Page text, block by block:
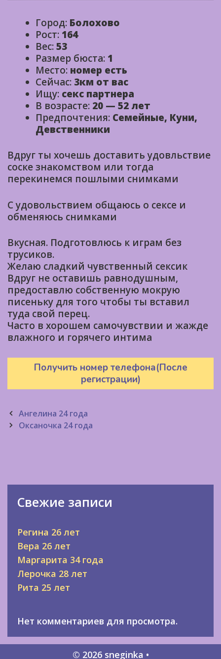
Город: Болохово
Рост: 164
Вес:53
Размер бюста: 1
Место: номер есть
Сейчас: 3км от вас
Ищу: секс партнера
В возрасте: 20 — 52 лет
Предпочтения: Семейные, Куни,
Девственники
Вдруг ты хочешь доставить удовльствие
соске знакомством или тогда
перекинемся пошлыми снимками
С удовольствием общаюсь о сексе и
обменяюсь снимками
Вкусная. Подготовлюсь к играм без
трусиков.
Желаю сладкий чувственный сексик
Вдруг не оставишь равнодушным,
предоставлю собственную мокрую
писеньку для того чтобы ты вставил
туда свой перец.
Часто в хорошем самочувствии и жажде
влажного и горячего интима
Получить номер телефона(После
регистрации)
Post
navigation
Ангелина 24 года
Оксаночка 24 года
Свежие записи
Регина 26 лет
Вера 26 лет
Маргарита 34 года
Лерочка 28 лет
Рита 25 лет
Нет комментариев для просмотра.
© 2026 sneginka •